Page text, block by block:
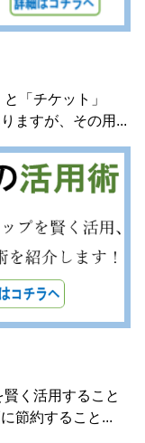
「チケット」
ますが、その用...
く活用すること
節約すること...